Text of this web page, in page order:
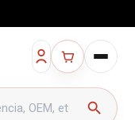
search